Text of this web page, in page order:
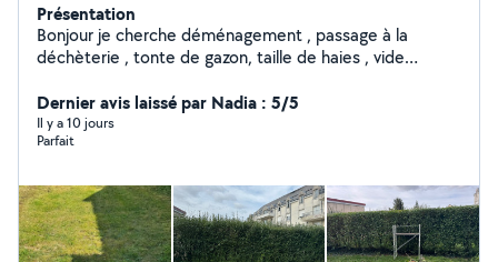
Présentation
Bonjour je cherche déménagement , passage à la
déchèterie , tonte de gazon, taille de haies , vide
Dernier avis laissé par Nadia : 5/5
Il y a 10 jours
Parfait